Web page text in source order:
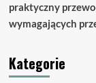
praktyczny
wymagających
Kategorie